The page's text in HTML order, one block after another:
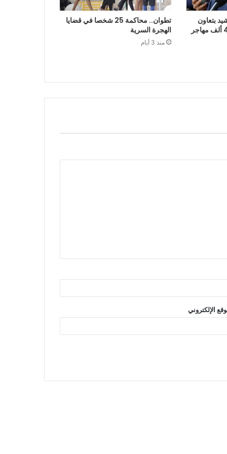
بتعاون
الرباط في إعادة قرابة 48 ألف مهاجر
تطوان.. محاكمة 25 شخصا في قضايا
الهجرة السرية
منذ 3 أيام
الإلكتروني